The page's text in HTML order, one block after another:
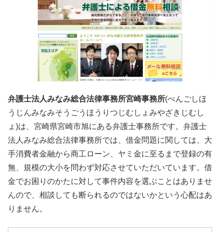
弁護士法人みなみ総合法律事務所宮崎事務所(べんごしほ
うじんみなみそうごうほうりつじむしょみやざきじむし
ょ)は、宮崎県宮崎市旭にある弁護士事務所です。弁護士
法人みなみ総合法律事務所では、借金問題に関しては、大
手消費者金融から商工ローン、ヤミ金に至るまで登録の有
無、規模の大小を問わず対応させていただいています。借
金でお困りのかたに対して事件内容を選ぶことはありませ
んので、相談しても断られるのではないかという心配はあ
りません。